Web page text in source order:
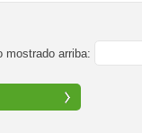
mostrado arriba: